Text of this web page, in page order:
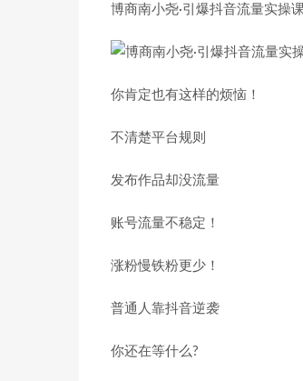
博商南小尧·引爆抖音流量实操
你肯定也有这样的烦恼！
不清楚平台规则
发布作品却没流量
账号流量不稳定！
涨粉慢铁粉更少！
普通人靠抖音逆袭
你还在等什么?